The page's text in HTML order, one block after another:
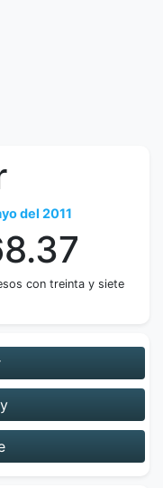
del 2011
con treinta y siete